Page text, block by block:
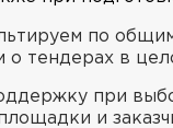
по
о тендерах в
при
и